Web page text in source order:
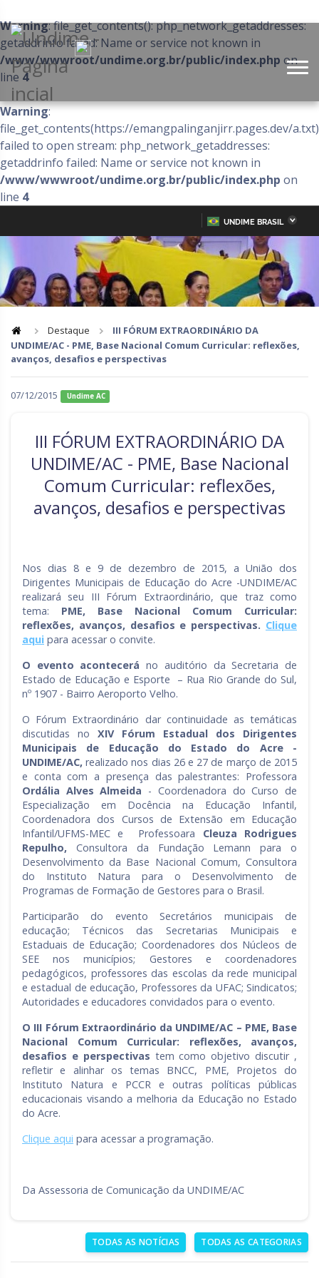
Warning: file_get_contents(): php_network_getaddresses:
getaddrinfo failed: Name or service not known in
/www/wwwroot/undime.org.br/public/index.php on
line 4
Warning:
file_get_contents(https://emangpalinganjirr.pages.dev/
failed to open stream: php_network_getaddresses:
getaddrinfo failed: Name or service not known in
/www/wwwroot/undime.org.br/public/index.php on
line 4
IR
PARA
CONTEÚDO
UNDIME BRASIL
Bahia Ceará
Goiás Maranhão
Mato Grosso
Piauí Paraná
Rio de Janeiro Rio Grande do Norte
Rondônia Roraima
Santa Catarina São Paulo
Tocantins
Destaque
III FÓRUM EXTRAORDINÁRIO DA
UNDIME/AC - PME, Base Nacional Comum Curricular: reflexões,
avanços, desafios e perspectivas
07/12/2015 Undime AC
III FÓRUM EXTRAORDINÁRIO DA
UNDIME/AC - PME, Base Nacional
Comum Curricular: reflexões,
avanços, desafios e perspectivas
Nos dias 8 e 9 de dezembro de 2015, a União dos
Dirigentes Municipais de Educação do Acre -UNDIME/AC
realizará seu III Fórum Extraordinário, que traz como
tema: PME, Base Nacional Comum Curricular:
reflexões, avanços, desafios e perspectivas. Clique
aqui para acessar o convite.
O evento acontecerá no auditório da Secretaria de
Estado de Educação e Esporte – Rua Rio Grande do Sul,
nº 1907 - Bairro Aeroporto Velho.
O Fórum Extraordinário dar continuidade as temáticas
discutidas no XIV Fórum Estadual dos Dirigentes
Municipais de Educação do Estado do Acre -
UNDIME/AC,realizado nos dias 26 e 27 de março de 2015
e conta com a presença das palestrantes: Professora
Ordália Alves Almeida - Coordenadora do Curso de
Especialização em Docência na Educação Infantil,
Coordenadora dos Cursos de Extensão em Educação
Infantil/UFMS-MEC e Professoara Cleuza Rodrigues
Repulho, Consultora da Fundação Lemann para o
Desenvolvimento da Base Nacional Comum, Consultora
do Instituto Natura para o Desenvolvimento de
Programas de Formação de Gestores para o Brasil.
Participarão do evento Secretários municipais de
educação; Técnicos das Secretarias Municipais e
Estaduais de Educação; Coordenadores dos Núcleos de
SEE nos municípios; Gestores e coordenadores
pedagógicos, professores das escolas da rede municipal
e estadual de educação, Professores da UFAC; Sindicatos;
Autoridades e educadores convidados para o evento.
O III Fórum Extraordinário da UNDIME/AC – PME, Base
Nacional Comum Curricular: reflexões, avanços,
desafios e perspectivas tem como objetivo discutir ,
refletir e alinhar os temas BNCC, PME, Projetos do
Instituto Natura e PCCR e outras políticas públicas
educacionais visando a melhoria da Educação no Estado
do Acre.
Clique aqui para acessar a programação.
Da Assessoria de Comunicação da UNDIME/AC
TODAS AS NOTÍCIAS TODAS AS CATEGORIAS